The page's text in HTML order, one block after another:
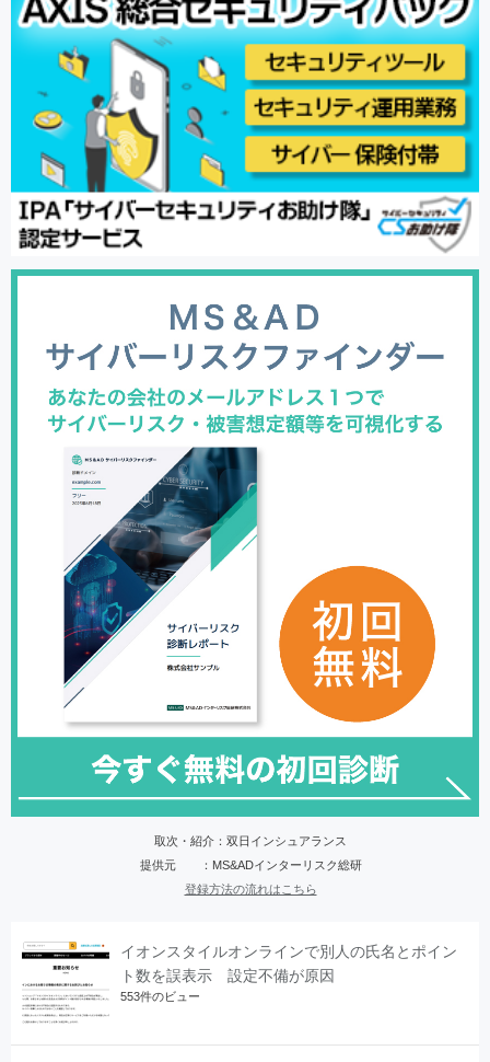
取次・紹介：双日インシュアランス
提供元 ：MS&ADインターリスク総研
登録方法の流れはこちら
イオンスタイルオンラインで別人の氏名とポイン
ト数を誤表示 設定不備が原因
553件のビュー